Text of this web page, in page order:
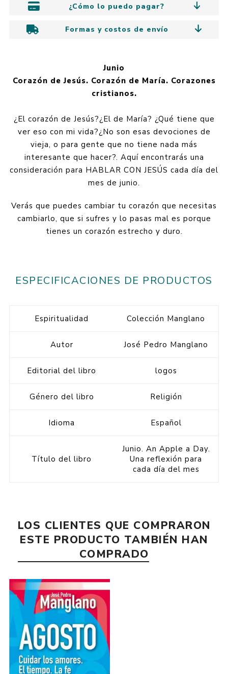
¿Cómo lo puedo pagar?
Formas y costos de envío
Junio
Corazón de Jesús. Corazón de María. Corazones
cristianos.
¿El corazón de Jesús?¿El de María? ¿Qué tiene que
ver eso con mi vida?¿No son esas devociones de
vieja, o para gente que no tiene nada más
interesante que hacer?. Aquí encontrarás una
consideración para HABLAR CON JESÚS cada día del
mes de junio.
Verás que puedes cambiar tu corazón que necesitas
cambiarlo, que si sufres y lo pasas mal es porque
tienes un corazón estrecho y duro.
ESPECIFICACIONES DE PRODUCTOS
Espiritualidad Colección Manglano
Autor José Pedro Manglano
Editorial del libro logos
Género del libro Religión
Idioma Español
Título del libro
Junio. An Apple a Day.
Una reflexión para
cada día del mes
LOS CLIENTES QUE COMPRARON
ESTE PRODUCTO TAMBIÉN HAN
COMPRADO